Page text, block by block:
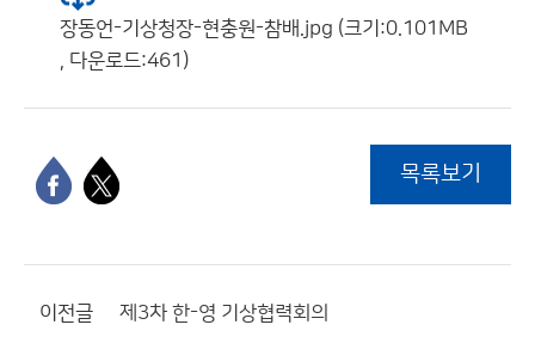
장동언-기상청장-현충원-참배.jpg (크기:0.101MB
, 다운로드:461)
목록보기
이전글 제3차 한-영 기상협력회의